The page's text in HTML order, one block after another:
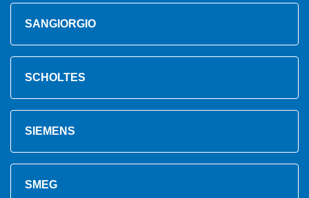
SANGIORGIO
SCHOLTES
SIEMENS
SMEG